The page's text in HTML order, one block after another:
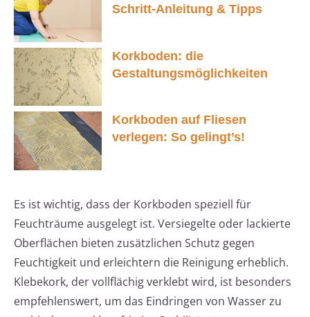
Schritt-Anleitung & Tipps
Korkboden: die
Gestaltungsmöglichkeiten
Korkboden auf Fliesen
verlegen: So gelingt’s!
Es ist wichtig, dass der Korkboden speziell für
Feuchträume ausgelegt ist. Versiegelte oder lackierte
Oberflächen bieten zusätzlichen Schutz gegen
Feuchtigkeit und erleichtern die Reinigung erheblich.
Klebekork, der vollflächig verklebt wird, ist besonders
empfehlenswert, um das Eindringen von Wasser zu